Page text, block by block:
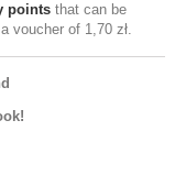
points that can be
voucher of 1,70 zł.